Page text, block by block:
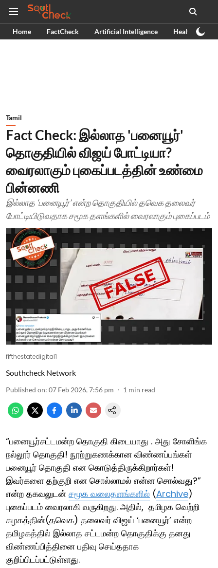
Home FactCheck Artificial Intelligence Health
Tamil
Fact Check: இல்லாத 'பனையூர்'
தொகுதியில் விஜய் போட்டியா?
வைரலாகும் புகைப்படத்தின் உண்மை
பின்னணி
இல்லாத ‘பனையூர்’ என்ற தொகுதியில் தவெக தலைவர்
போட்டியிடுவதாக சமூக தளங்களில் வைரலாகும் புகைப்படம்
fifthestatedigital1
Southcheck Network
Published on: 07 Feb 2026, 7:56 pm 1 min read
“பனையூர்சட்டமன்ற தொகுதி கிடையாது . அது சோளிங்க
நல்லூர் தொகுதி! நூற்றுகணக்கான விண்ணப்பங்கள்
பனையூர் தொகுதி என கொடுத்திருக்கிறார்கள்!
இவர்களை தற்குறி என சொல்லாமல் என்ன சொல்வது?”
என்ற தகவலுடன் சமூக வலைதளங்களில் (Archive)
புகைப்படம் வைரலாகி வருகிறது. அதில், தமிழக வெற்றி
கழகத்தின்(தவெக) தலைவர் விஜய் ‘பனையூர்’ என்ற
தமிழகத்தில் இல்லாத சட்டமன்ற தொகுதிக்கு தனது
விண்ணப்பித்தினை பதிவு செய்ததாக
குறிப்பிடப்பட்டுள்ளது.